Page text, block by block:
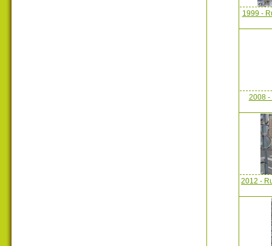
1999 -
2008 -
2012 -